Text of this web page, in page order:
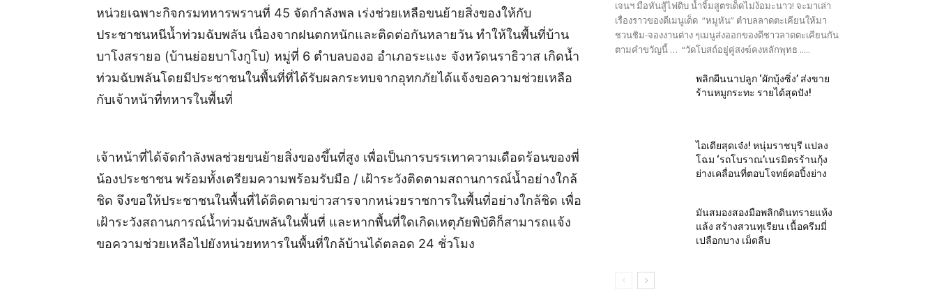
หน่วยเฉพาะกิจกรมทหารพรานที่ 45 จัดกำลังพล เร่งช่วยเหลือขนย้ายสิ่งของให้กับ
ประชาชนหนีน้ำท่วมฉับพลัน เนื่องจากฝนตกหนักและติดต่อกันหลายวัน ทำให้ในพื้นที่บ้าน
บาโงสรายอ (บ้านย่อยบาโงกูโบ) หมู่ที่ 6 ตำบลบองอ อำเภอระแงะ จังหวัดนราธิวาส เกิดน้ำ
ท่วมฉับพลันโดยมีประชาชนในพื้นที่ที่ได้รับผลกระทบจากอุทกภัยได้แจ้งขอความช่วยเหลือ
กับเจ้าหน้าที่ทหารในพื้นที่
เจ้าหน้าที่ได้จัดกำลังพลช่วยขนย้ายสิ่งของขึ้นที่สูง เพื่อเป็นการบรรเทาความเดือดร้อนของพี่
น้องประชาชน พร้อมทั้งเตรียมความพร้อมรับมือ / เฝ้าระวังติดตามสถานการณ์น้ำอย่างใกล้
ชิด จึงขอให้ประชาชนในพื้นที่ได้ติดตามข่าวสารจากหน่วยราชการในพื้นที่อย่างใกล้ชิด เพื่อ
เฝ้าระวังสถานการณ์น้ำท่วมฉับพลันในพื้นที่ และหากพื้นที่ใดเกิดเหตุภัยพิบัติก็สามารถแจ้ง
ขอความช่วยเหลือไปยังหน่วยทหารในพื้นที่ใกล้บ้านได้ตลอด 24 ชั่วโมง
เจนฯ มือหันสู้ไฟดิบ น้ำจิ้มสูตรเด็ดไม่ง้อมะนาว! จะมาเล่า
เรื่องราวของดีเมนูเด็ด “หมูหัน” ตำบลลาดตะเคียนให้มา
ชวนชิม-จองงานต่าง ๆเมนูส่งออกของดีชาวลาดตะเคียนกัน
ตามคำขวัญนี้ … “วัดโบสถ์อยู่คู่สงฆ์คงหลักพุทธ .....
พลิกผืนนาปลูก ‘ผักบุ้งซิ่ง’ ส่งขาย
ร้านหมูกระทะ รายได้สุดปัง!
ไอเดียสุดเจ๋ง! หนุ่มราชบุรี แปลง
โฉม ‘รถโบราณ’เนรมิตรร้านกุ้ง
ย่างเคลื่อนที่ตอบโจทย์คอปิ้งย่าง
มันสมองสองมือพลิกดินทรายแห้ง
แล้ง สร้างสวนทุเรียน เนื้อครีมมี่
เปลือกบาง เม็ดลีบ